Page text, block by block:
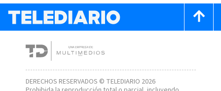
DERECHOS RESERVADOS © TELEDIARIO 2026